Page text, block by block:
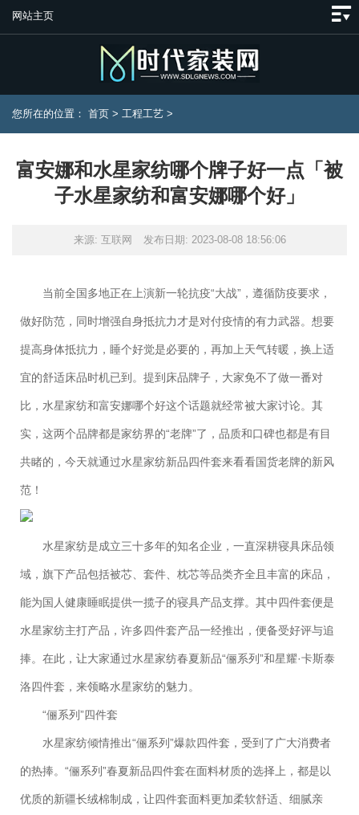
网站主页
您所在的位置： 首页 > 工程工艺 >
富安娜和水星家纺哪个牌子好一点「被
子水星家纺和富安娜哪个好」
来源: 互联网 发布日期: 2023-08-08 18:56:06
当前全国多地正在上演新一轮抗疫“大战”，遵循防疫要求，
做好防范，同时增强自身抵抗力才是对付疫情的有力武器。想要
提高身体抵抗力，睡个好觉是必要的，再加上天气转暖，换上适
宜的舒适床品时机已到。提到床品牌子，大家免不了做一番对
比，水星家纺和富安娜哪个好这个话题就经常被大家讨论。其
实，这两个品牌都是家纺界的“老牌”了，品质和口碑也都是有目
共睹的，今天就通过水星家纺新品四件套来看看国货老牌的新风
范！
水星家纺是成立三十多年的知名企业，一直深耕寝具床品领
域，旗下产品包括被芯、套件、枕芯等品类齐全且丰富的床品，
能为国人健康睡眠提供一揽子的寝具产品支撑。其中四件套便是
水星家纺主打产品，许多四件套产品一经推出，便备受好评与追
捧。在此，让大家通过水星家纺春夏新品“俪系列”和星耀·卡斯泰
洛四件套，来领略水星家纺的魅力。
“俪系列”四件套
水星家纺倾情推出“俪系列”爆款四件套，受到了广大消费者
的热捧。“俪系列”春夏新品四件套在面料材质的选择上，都是以
优质的新疆长绒棉制成，让四件套面料更加柔软舒适、细腻亲